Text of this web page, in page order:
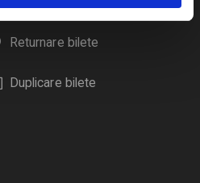
Returnare bilete
Duplicare bilete